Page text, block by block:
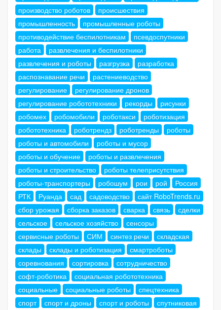
производство роботов
происшествия
промышленность
промышленные роботы
противодействие беспилотникам
псевдоспутники
работа
развлечения и беспилотники
развлечения и роботы
разгрузка
разработка
распознавание речи
растениеводство
регулирование
регулирование дронов
регулирование робототехники
рекорды
рисунки
робомех
робомобили роботакси
роботизация
робототехника
роботрендз роботренды
роботы
роботы и автомобили
роботы и мусор
роботы и обучение
роботы и развлечения
роботы и строительство
роботы телеприсутствия
роботы-транспортеры
робошум рои рой
Россия
РТК
Руанда сад садоводство
сайт RoboTrends.ru
сбор урожая
сборка заказов сварка связь
сделки
сельское
сельское хозяйство
сенсоры
сервисные роботы
СИМ синтез речи
складская
склады
склады и роботизация
смартроботы
соревнования
сортировка
сотрудничество
софт-роботика
социальная робототехника
социальные
социальные роботы
спецтехника
спорт
спорт и дроны спорт и роботы
спутниковая